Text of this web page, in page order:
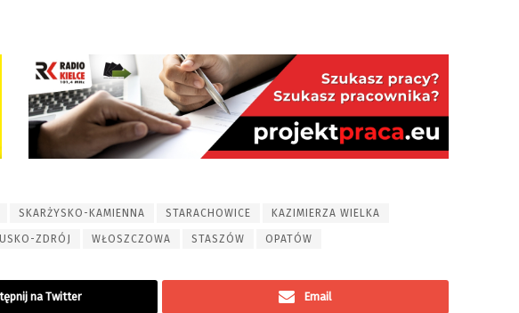
SKARŻYSKO-KAMIENNA STARACHOWICE KAZIMIERZA WIELKA
ZDRÓJ WŁOSZCZOWA STASZÓW OPATÓW
na Twitter Email